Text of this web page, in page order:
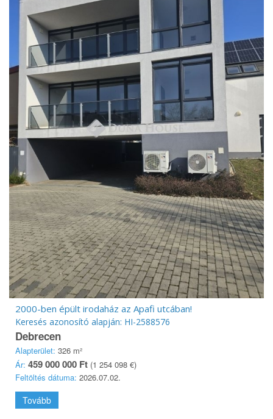
2000-ben épült irodaház az Apafi utcában!
Keresés azonosító alapján: HI-2588576
Debrecen
Alapterület: 326 m²
Ár: 459 000 000 Ft (1 254 098 €)
Feltöltés dátuma: 2026.07.02.
Tovább